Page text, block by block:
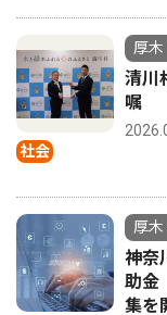
社会
厚木
清川
嘱
厚木
神奈
助金
集を